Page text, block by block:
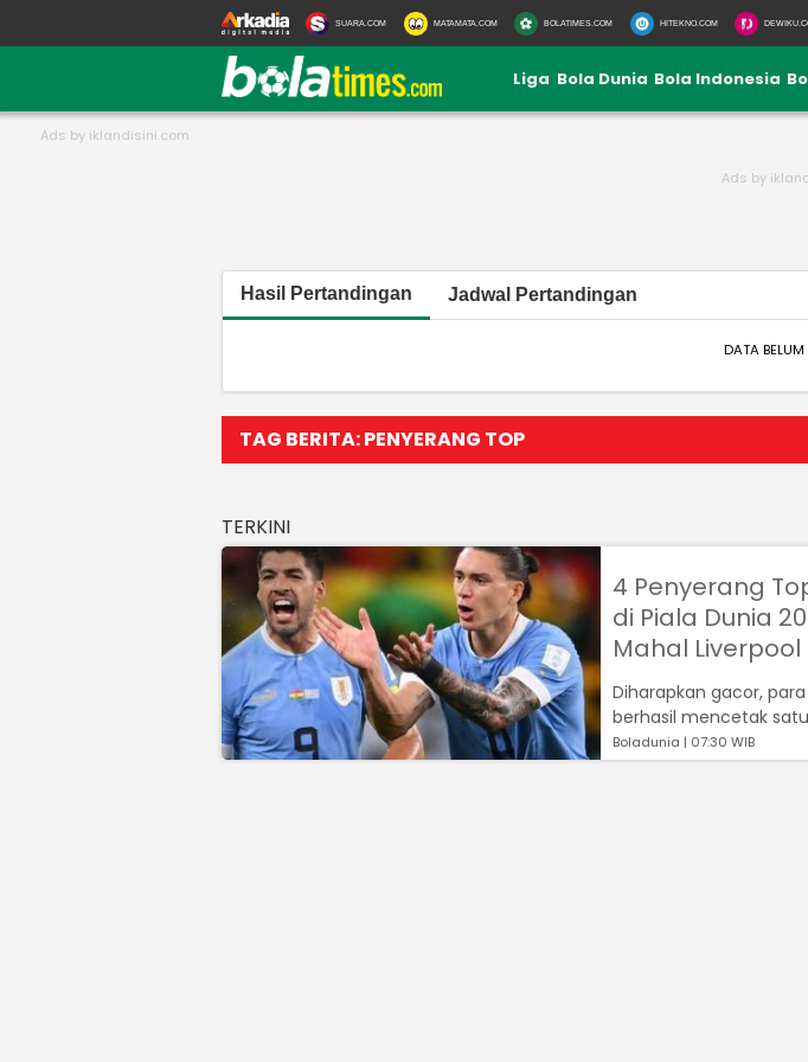
SUARA.COM MATAMATA.COM BOLATIMES.COM HITEKNO.COM
Liga Bola Dunia Bola Indonesia
Hasil Pertandingan Jadwal Pertandingan
DATA BELUM
TAG BERITA: PENYERANG TOP
TERKINI
4 Penyerang
di Piala Dunia
Mahal Liverpool
Diharapkan gacor,
berhasil mencetak
2022...
Boladunia | 07:30 WIB